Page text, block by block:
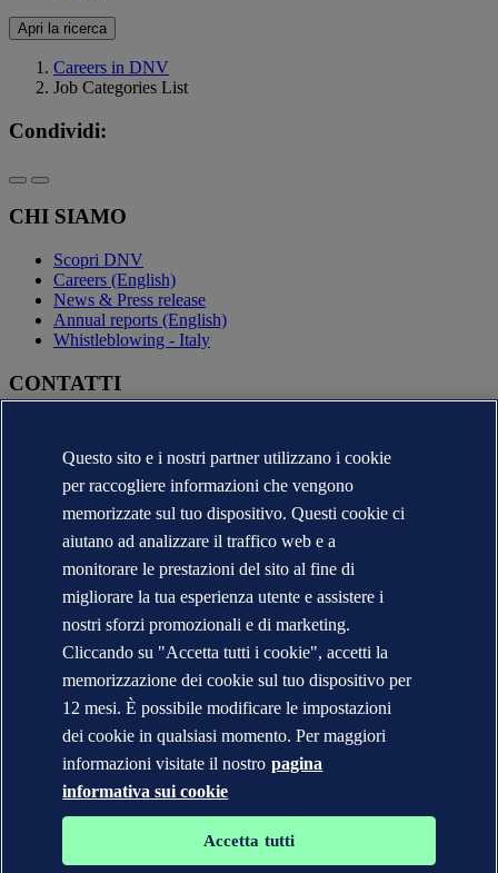
Apri la ricerca
Careers in DNV
Job Categories List
Condividi:
CHI SIAMO
Scopri DNV
Careers (English)
News & Press release
Annual reports (English)
Whistleblowing - Italy
CONTATTI
Contatti per la stampa
Segnalazioni e Reclami
Cambio Ragione Sociale
indirizzo posta certificata
Veracity (English)
Informativa sulla privacy
Condizioni d'uso
Copyright © DNV 2026
DNV* in Italia - Ragioni Sociali e Partite I.V.A.
Informazioni sui cookies
Questo sito e i nostri partner utilizzano i cookie
per raccogliere informazioni che vengono
memorizzate sul tuo dispositivo. Questi cookie ci
aiutano ad analizzare il traffico web e a
monitorare le prestazioni del sito al fine di
migliorare la tua esperienza utente e assistere i
nostri sforzi promozionali e di marketing.
Cliccando su "Accetta tutti i cookie", accetti la
memorizzazione dei cookie sul tuo dispositivo per
12 mesi. È possibile modificare le impostazioni
dei cookie in qualsiasi momento. Per maggiori
informazioni visitate il nostro pagina
informativa sui cookie
Accetta tutti